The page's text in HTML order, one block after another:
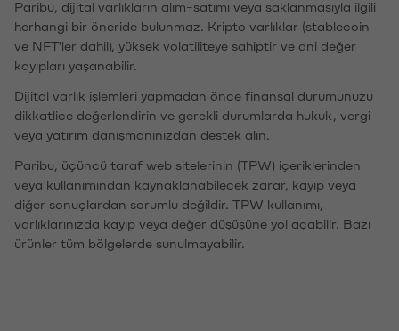
Paribu, dijital varlıkların alım-satımı veya saklanmasıyla ilgili
herhangi bir öneride bulunmaz. Kripto varlıklar (stablecoin
ve NFT'ler dahil), yüksek volatiliteye sahiptir ve ani değer
kayıpları yaşanabilir.
Dijital varlık işlemleri yapmadan önce finansal durumunuzu
dikkatlice değerlendirin ve gerekli durumlarda hukuk, vergi
veya yatırım danışmanınızdan destek alın.
Paribu, üçüncü taraf web sitelerinin (TPW) içeriklerinden
veya kullanımından kaynaklanabilecek zarar, kayıp veya
diğer sonuçlardan sorumlu değildir. TPW kullanımı,
varlıklarınızda kayıp veya değer düşüşüne yol açabilir. Bazı
ürünler tüm bölgelerde sunulmayabilir.